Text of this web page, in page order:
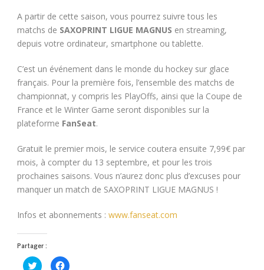
A partir de cette saison, vous pourrez suivre tous les
matchs de SAXOPRINT LIGUE MAGNUS en streaming,
depuis votre ordinateur, smartphone ou tablette.
C’est un événement dans le monde du hockey sur glace
français. Pour la première fois, l’ensemble des matchs de
championnat, y compris les PlayOffs, ainsi que la Coupe de
France et le Winter Game seront disponibles sur la
plateforme FanSeat.
Gratuit le premier mois, le service coutera ensuite 7,99€ par
mois, à compter du 13 septembre, et pour les trois
prochaines saisons. Vous n’aurez donc plus d’excuses pour
manquer un match de SAXOPRINT LIGUE MAGNUS !
Infos et abonnements : www.fanseat.com
Partager :
Cliquez Cliquez